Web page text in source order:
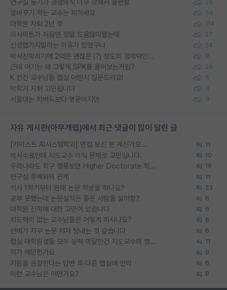
연구실 동기가 경쟁의식 너무 강해서 불편함 26
말바꾸기 하는 교수는 피하세요 56
대학원 자퇴 2년 후 114
이사이트가 처음엔 정말 도움많이됐는데 27
신생랩가지말라는 이유가 있었구나 24
박사진학하기에 2억은 괜찮은 (?) 정도의 경제력인가요 9
근데 여기는 왜 그렇게 SPK를 물어보는거임? 28
K 전전 교수님들 랩실 어떤지 질문드려요! 5
막학기 자퇴 고민됩니다 3
서울대는 하버드보다 명문이지만 9
자유 게시판(아무개랩)에서 최근 댓글이 많이 달린 글
[카이스트 AI시스템학과] 면접 보신 분 계신가요... 11
박사수료인데 지도교수 이직 문제로 고민입니다. 10
우리나라도 학구 열풍보면 Higher Doctorate 학위가 필요하다고 봅니다. 16
연구실 후배와의 관계 11
석사 1학기부터 원래 논문 작성을 하나요? 23
공부 못했는데 논문실적은 좋은 사람을 싫어함? 6
대학원 진학에 대한 고민이 있습니다. 6
지도력이 없는 교수님들은 어떻게 하시나요? 8
선배가 자꾸 논문 저자 탐내는 것 같습니다 6
랩실 대학원생들 모두 능력 미달인건 지도교수의 영향 아닌가? 11
제가 예민한가요 9
지원을 권장한다는 답변 후 다른 랩실에 연락 6
이런 교수님은 어떤가요? 9